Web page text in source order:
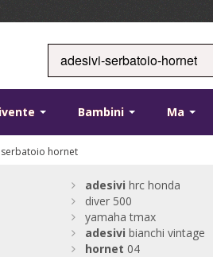
Bambini Ma
hornet
adesivi hrc honda
diver 500
yamaha tmax
adesivi bianchi vintage
hornet 04